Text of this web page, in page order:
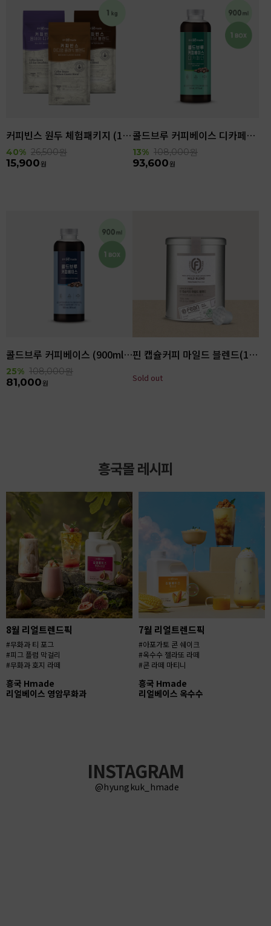
커피빈스 원두 체험패키지 (1kg)
40% 26,500원
15,900원
콜드브루 커피베이스 디카페인 (900ml x 6ea)
13% 108,000원
93,600원
콜드브루 커피베이스 (900ml x 6ea)
25% 108,000원
81,000원
핀 캡슐커피 마일드 블렌드(100입)
Sold out
흥국몰 레시피
8월 리얼트렌드픽
#무화과 티 포그
#피그 플럼 막걸리
#무화과 호지 라떼
흥국 Hmade
리얼베이스 영암무화과
7월 리얼트렌드픽
#아포가토 콘 쉐이크
#옥수수 젤라또 라떼
#콘 라떼 마티니
흥국 Hmade
리얼베이스 옥수수
INSTAGRAM
@hyungkuk_hmade